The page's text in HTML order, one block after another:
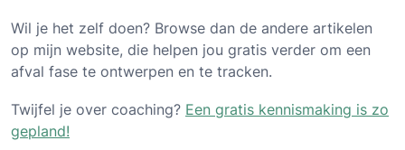
Wil je het zelf doen? Browse dan de andere artikelen
op mijn website, die helpen jou gratis verder om een
afval fase te ontwerpen en te tracken.
Twijfel je over coaching? Een gratis kennismaking is zo
gepland!